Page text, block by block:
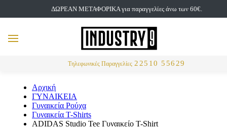
ΔΩΡΕΑΝ ΜΕΤΑΦΟΡΙΚΑ για παραγγελίες άνω των 60€.
Τηλεφωνικές Παραγγελίες 22510 55629
MENU
Αρχική
ΓΥΝΑΙΚΕΙΑ
Γυναικεία Ρούχα
Γυναικεία T-Shirts
ADIDAS Studio Tee Γυναικείο T-Shirt